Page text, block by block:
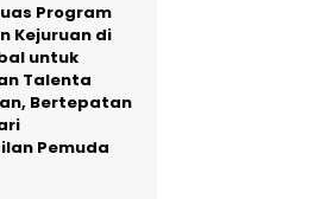
Program
Kejuruan di
untuk
Talenta
Bertepatan
Pemuda